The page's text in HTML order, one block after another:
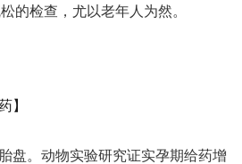
的检查，尤以老年人为然。
】
盘。动物实验研究证实孕期给药增